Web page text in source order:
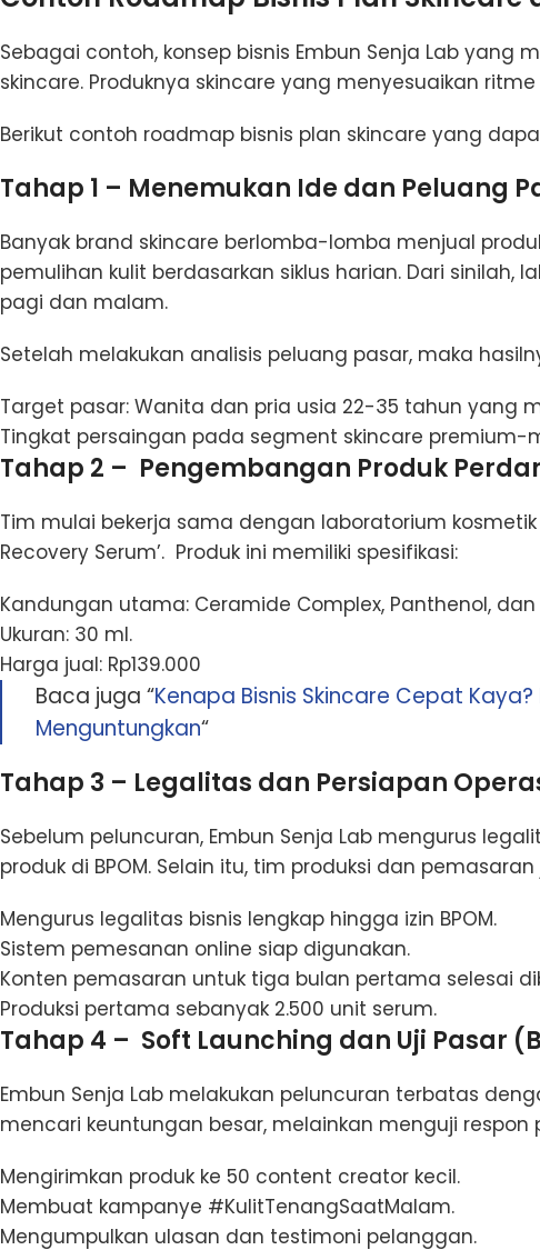
Sebagai contoh, konsep bisnis Embun Senja Lab
skincare. Produknya skincare yang menyesuaikan
Berikut contoh roadmap bisnis plan skincare yang
Tahap 1 – Menemukan Ide dan Peluang
Banyak brand skincare berlomba-lomba menjual
pemulihan kulit berdasarkan siklus harian. Dari sinilah,
pagi dan malam.
Setelah melakukan analisis peluang pasar, maka
Target pasar: Wanita dan pria usia 22-35 tahun yang
Tingkat persaingan pada segment skincare premium-
Tahap 2 – Pengembangan Produk
Tim mulai bekerja sama dengan laboratorium
Recovery Serum’. Produk ini memiliki spesifikasi:
Kandungan utama: Ceramide Complex, Panthenol, dan
Ukuran: 30 ml.
Harga jual: Rp139.000
Baca juga “Kenapa Bisnis Skincare Cepat
Menguntungkan“
Tahap 3 – Legalitas dan Persiapan
Sebelum peluncuran, Embun Senja Lab mengurus
produk di BPOM. Selain itu, tim produksi dan
Mengurus legalitas bisnis lengkap hingga izin BPOM.
Sistem pemesanan online siap digunakan.
Konten pemasaran untuk tiga bulan pertama selesai
Produksi pertama sebanyak 2.500 unit serum.
Tahap 4 – Soft Launching dan Uji Pasar
Embun Senja Lab melakukan peluncuran terbatas
mencari keuntungan besar, melainkan menguji
Mengirimkan produk ke 50 content creator kecil.
Membuat kampanye #KulitTenangSaatMalam.
Mengumpulkan ulasan dan testimoni pelanggan.